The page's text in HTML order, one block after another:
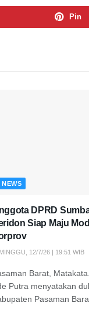
Pin
NEWS
DPRD
Siap Maju
12/7/26 | 19:51 WIB
Barat,
Putra menyatakan
Pasaman